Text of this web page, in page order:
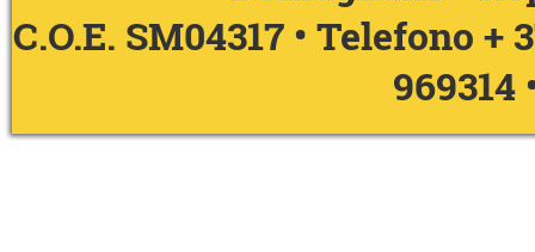
C.O.E. SM04317 • Telefono +
969314